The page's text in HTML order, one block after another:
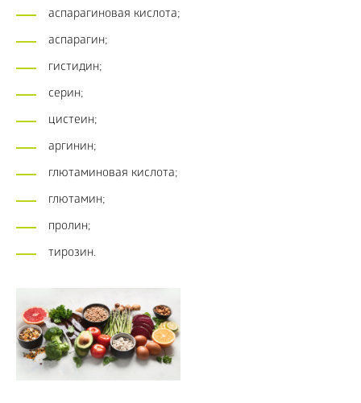
аспарагиновая кислота;
аспарагин;
гистидин;
серин;
цистеин;
аргинин;
глютаминовая кислота;
глютамин;
пролин;
тирозин.